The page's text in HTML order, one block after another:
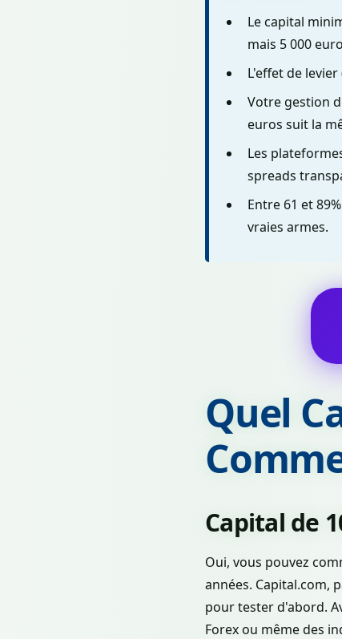
Le capital
mais 5 000
L'effet de
Votre gestion
euros suit la
Les
spreads
Entre 61 et
vraies armes.
Quel
Capital de
Oui, vous pouvez
années. Capital.com,
pour tester d'abord.
Forex ou même des